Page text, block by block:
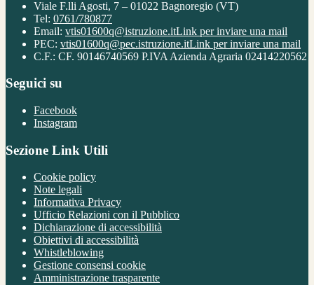
Viale F.lli Agosti, 7 – 01022 Bagnoregio (VT)
Tel: 0761/780877
Email: vtis01600q@istruzione.itLink per inviare una mail
PEC: vtis01600q@pec.istruzione.itLink per inviare una mail
C.F.: CF. 90146740569 P.IVA Azienda Agraria 02414220562
Seguici su
Facebook
Instagram
Sezione Link Utili
Cookie policy
Note legali
Informativa Privacy
Ufficio Relazioni con il Pubblico
Dichiarazione di accessibilità
Obiettivi di accessibilità
Whistleblowing
Gestione consensi cookie
Amministrazione trasparente